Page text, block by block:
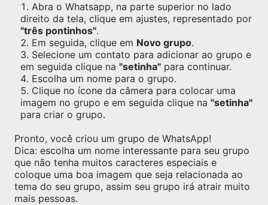
Abra o Whatsapp, na parte superior no lado
direito da tela, clique em ajustes, representado por
"três pontinhos".
Em seguida, clique em Novo grupo.
Selecione um contato para adicionar ao grupo e
em seguida clique na "setinha" para continuar.
Escolha um nome para o grupo.
Clique no ícone da câmera para colocar uma
imagem no grupo e em seguida clique na "setinha"
para criar o grupo.
Pronto, você criou um grupo de WhatsApp!
Dica: escolha um nome interessante para seu grupo
que não tenha muitos caracteres especiais e
coloque uma boa imagem que seja relacionada ao
tema do seu grupo, assim seu grupo irá atrair muito
mais pessoas.